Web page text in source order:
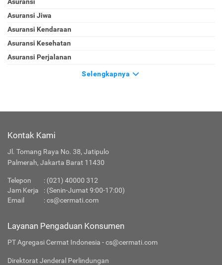
Asuransi Jiwa
Asuransi Kendaraan
Asuransi Kesehatan
Asuransi Perjalanan
Selengkapnya
Kontak Kami
Jl. Tomang Raya No. 38, Jatipulo
Palmerah, Jakarta Barat 11430
Telepon : (021) 40000 312
Jam Kerja
: (Senin-Jumat 9:00-17:00)
Email
:cs@cermati.com
Layanan Pengaduan Konsumen
PT Agregasi Cermat Indonesia - cs@cermati.com
Direktorat Jenderal Perlindungan